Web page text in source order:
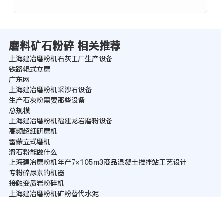
磨料矿石粉碎 相关推荐
上海建冶磨粉机石灰工厂生产设备
铁路辊式立磨
广东网
上海建冶磨粉机采沙石设备
生产石灰粉需要那些设备
总规模
上海建冶磨粉机福建龙岩磨粉设备
高频超细研磨机
雷蒙立式磨机
滑石粉能做什么
上海建冶磨粉机年产7×105m3商品混凝土搅拌站工艺设计
专粉碎尿素的机器
接触变质岩粉碎机
上海建冶磨粉机矿粉替代水泥